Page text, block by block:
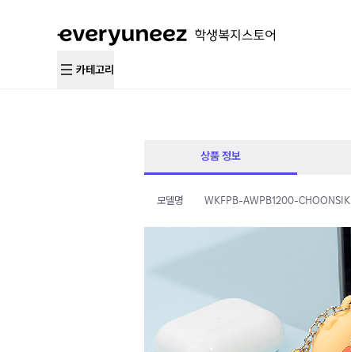
카테고리
상품 정보
모델명 WKFPB-AWPB1200-CHOONSIK